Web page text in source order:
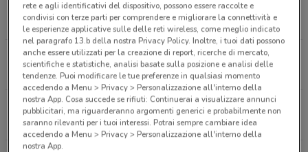
Via Dell'Olmo 41 Frascati
382 m
Via Sciadonna 3/5 Frascati
673 m
Via Antonio Santovetti 14 Grottaferrata
2.1 km
rete e agli identificativi del dispositivo, possono essere raccolte e
condivisi con terze parti per comprendere e migliorare la connettività e
le esperienze applicative sulle delle reti wireless, come meglio indicato
nel paragrafo 13.b della nostra Privacy Policy. Inoltre, i tuoi dati possono
anche essere utilizzati per la creazione di report, ricerche di mercato,
scientifiche e statistiche, analisi basate sulla posizione e analisi delle
tendenze. Puoi modificare le tue preferenze in qualsiasi momento
accedendo a Menu > Privacy > Personalizzazione all'interno della
nostra App. Cosa succede se rifiuti: Continuerai a visualizzare annunci
pubblicitari, ma riguarderanno argomenti generici e probabilmente non
saranno rilevanti per i tuoi interessi. Potrai sempre cambiare idea
accedendo a Menu > Privacy > Personalizzazione all'interno della
nostra App.